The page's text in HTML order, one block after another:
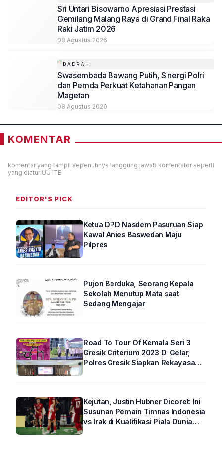
Sri Untari Bisowarno Apresiasi Prestasi
Gemilang Malang Raya di Grand Final Raka
Raki Jatim 2026
08 Agustus 2026
DAERAH
Swasembada Bawang Putih, Sinergi Polri
dan Pemda Perkuat Ketahanan Pangan
Magetan
08 Agustus 2026
KOMENTAR
komentar yang tampil sepenuhnya tanggung jawab komentator seperti
yang diatur UU ITE
EDITOR'S PICK
Ketua DPD Nasdem Pasuruan Siap
Kawal Anies Baswedan Maju
Pilpres
Pujon Berduka, Seorang Kepala
Sekolah Menutup Mata saat
Sedang Mengajar
Road To Tour Of Kemala Seri 3
Gresik Criterium 2023 Di Gelar,
Polres Gresik Siapkan Rekayasa
Kejutan, Justin Hubner Dicoret: Ini
Susunan Pemain Timnas Indonesia
vs Irak di Kualifikasi Piala Dunia